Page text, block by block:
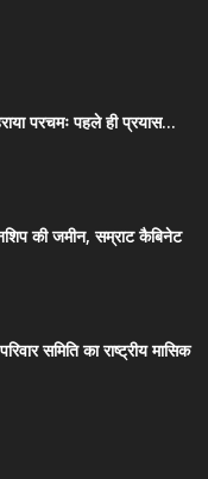
परचमः पहले ही प्रयास...
की जमीन, सम्राट कैबिनेट
समिति का राष्ट्रीय मासिक